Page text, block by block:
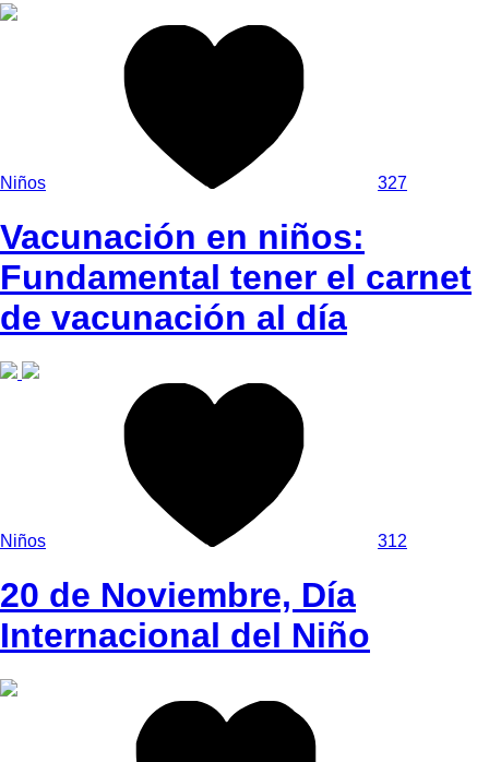
Niños 327
Vacunación en niños:
Fundamental tener el carnet
de vacunación al día
Niños 312
20 de Noviembre, Día
Internacional del Niño